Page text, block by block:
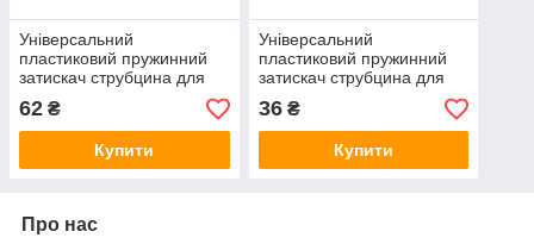
Універсальний
пластиковий пружинний
затискач струбцина для
210мм, затискач 100мм
62 ₴
Купити
Універсальний
пластиковий пружинний
затискач струбцина для
100мм, затискач 50мм
36₴
Купити
Про нас